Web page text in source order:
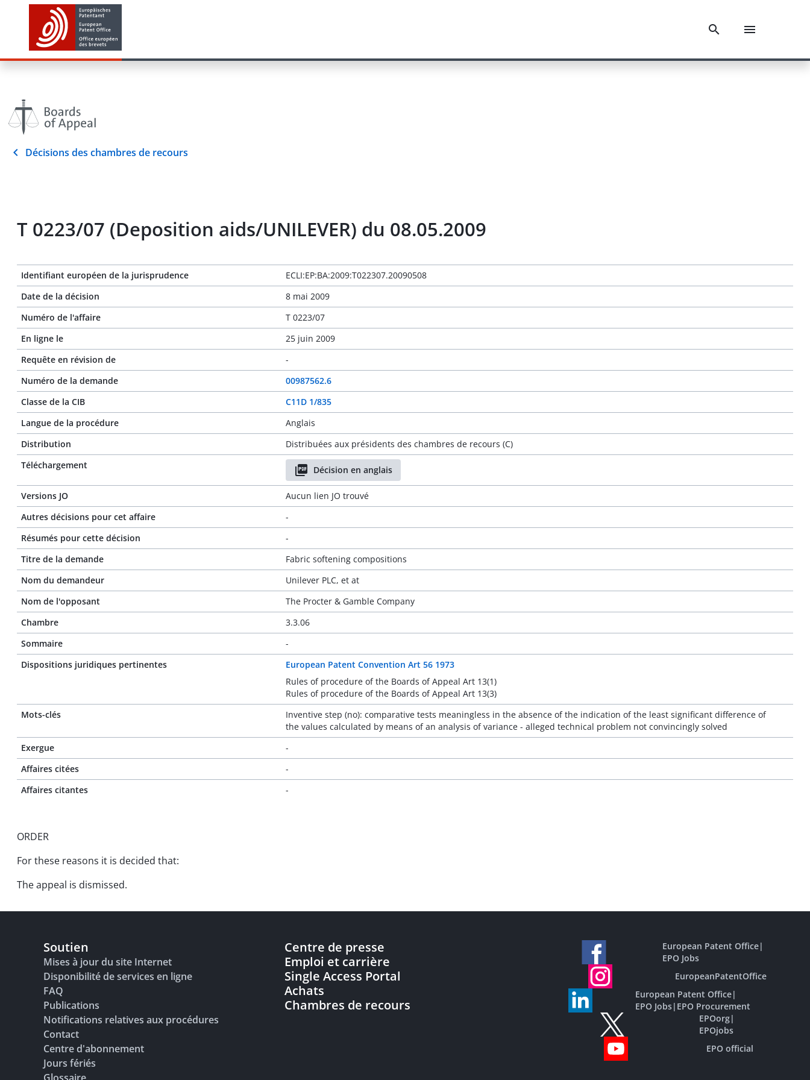
Décisions des chambres de recours
T 0223/07 (Deposition aids/UNILEVER) du 08.05.2009
Identifiant européen de la jurisprudence
ECLI:EP:BA:2009:T022307.20090508
Date de la décision
8 mai 2009
Numéro de l'affaire
T 0223/07
En ligne le
25 juin 2009
Requête en révision de
-
Numéro de la demande
00987562.6
Classe de la CIB
C11D 1/835
Langue de la procédure
Anglais
Distribution
Distribuées aux présidents des chambres de recours (C)
Téléchargement
Décision en anglais
Versions JO
Aucun lien JO trouvé
Autres décisions pour cet affaire
-
Résumés pour cette décision
-
Titre de la demande
Fabric softening compositions
Nom du demandeur
Unilever PLC, et at
Nom de l'opposant
The Procter & Gamble Company
Chambre
3.3.06
Sommaire
-
Dispositions juridiques pertinentes
European Patent Convention Art 56 1973
Rules of procedure of the Boards of Appeal Art 13(1)
Rules of procedure of the Boards of Appeal Art 13(3)
Mots-clés
Inventive step (no): comparative tests meaningless in the absence of the indication of the least significant difference of
the values calculated by means of an analysis of variance - alleged technical problem not convincingly solved
Exergue
-
Affaires citées
-
Affaires citantes
-
ORDER
For these reasons it is decided that:
The appeal is dismissed.
Soutien
Mises à jour du site Internet
Disponibilité de services en ligne
FAQ
Publications
Notifications relatives aux procédures
Contact
Centre d'abonnement
Jours fériés
Centre de presse
Emploi et carrière
Single Access Portal
Achats
Chambres de recours
European Patent Office|
EPO Jobs
EuropeanPatentOffice
European Patent Office|
EPO Jobs| EPO Procurement
EPOorg|
EPOjobs
EPO official